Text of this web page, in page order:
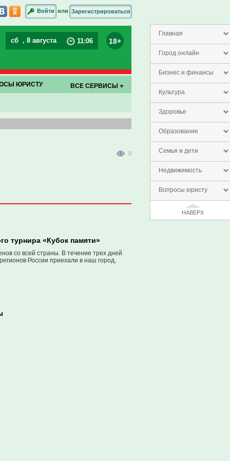
Главная
Город онлайн
Бизнес и финансы
Культура
Здоровье
Образование
Семья и дети
Недвижимость
Вопросы юристу
НАВЕРХ
Войти или Зарегистрироваться
сб , 8 августа 11:06 18+
ЮРИСТУ ВСЕ СЕРВИСЫ
0
турнира «Кубок памяти»
со всей страны. В течение трех дней
России приехали в наш город,